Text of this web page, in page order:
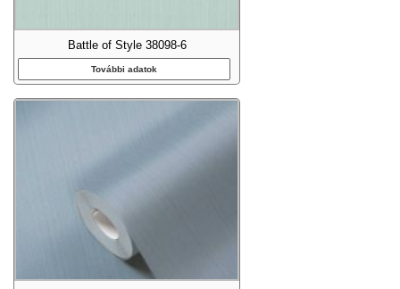
Battle of Style 38098-6
További adatok